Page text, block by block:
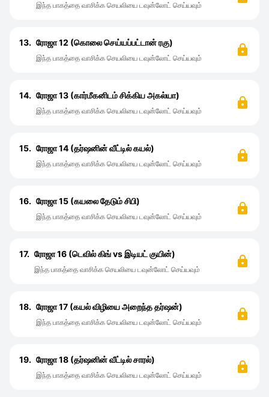
இந்த பாகத்தை வாசிக்க செயலியை டவுன்லோட் செய்யவும்
13. ரோஜா 12 (கொலை செய்யப்பட்டான் ரகு)
இந்த பாகத்தை வாசிக்க செயலியை டவுன்லோட் செய்யவும்
14. ரோஜா 13 (கார்மீகனிடம் சிக்கிய அகல்யா)
இந்த பாகத்தை வாசிக்க செயலியை டவுன்லோட் செய்யவும்
15. ரோஜா 14 (தர்ஷனின் வீட்டில் கயல்)
இந்த பாகத்தை வாசிக்க செயலியை டவுன்லோட் செய்யவும்
16. ரோஜா 15 (கயலை தேடும் சிபி)
இந்த பாகத்தை வாசிக்க செயலியை டவுன்லோட் செய்யவும்
17. ரோஜா 16 (டெவில் கிங் vs இடியட் குயின்)
இந்த பாகத்தை வாசிக்க செயலியை டவுன்லோட் செய்யவும்
18. ரோஜா 17 (கயல் விழியை அறைந்த தர்ஷன்)
இந்த பாகத்தை வாசிக்க செயலியை டவுன்லோட் செய்யவும்
19. ரோஜா 18 (தர்ஷனின் வீட்டில் சாரல்)
இந்த பாகத்தை வாசிக்க செயலியை டவுன்லோட் செய்யவும்